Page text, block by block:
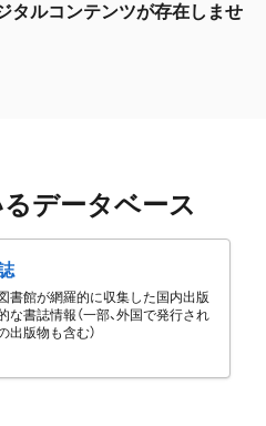
タルコンテンツが存在しませ
データベース
書館が網羅的に収集した国内出版
な書誌情報（一部、外国で発行され
出版物も含む）